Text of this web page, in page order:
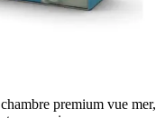
premium vue mer,